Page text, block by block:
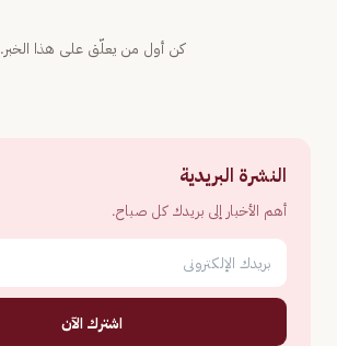
كن أول من يعلّق على هذا الخبر.
النشرة البريدية
أهم الأخبار إلى بريدك كل صباح.
اشترك الآن